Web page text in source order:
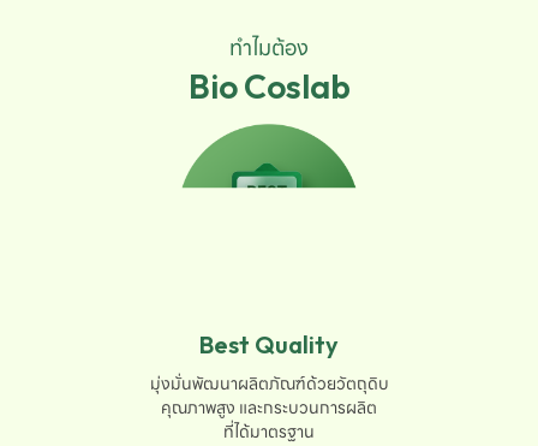
ทำไมต้อง
Bio Coslab
Best Quality
มุ่งมั่นพัฒนาผลิตภัณฑ์ด้วยวัตถุดิบ
คุณภาพสูง และกระบวนการผลิต
ที่ได้มาตรฐาน